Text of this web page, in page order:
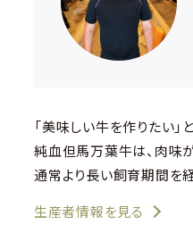
「美味しい牛を作りたい
純血但馬万葉牛は、肉味
通常より長い飼育期間を
生産者情報を見る